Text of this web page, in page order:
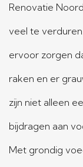
Renovatie
veel te
ervoor zorgen
raken en er
zijn niet alleen
bijdragen aan
Met grondig